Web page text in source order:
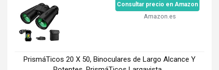
Consultar precio en Amazon
Amazon.es
PrismáTicos 20 X 50, Binoculares de Largo Alcance Y